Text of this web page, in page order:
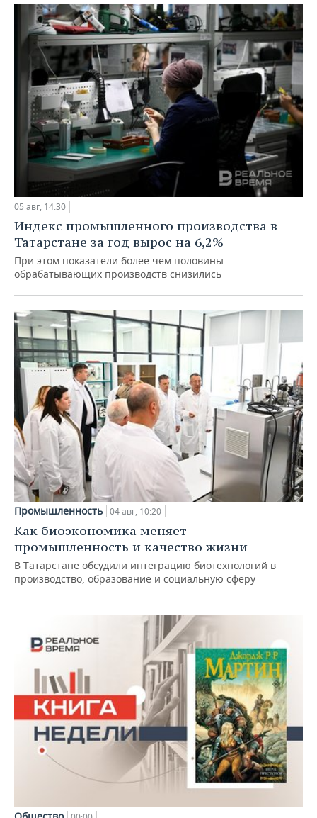
05 авг, 14:30
Индекс промышленного производства в
Татарстане за год вырос на 6,2%
При этом показатели более чем половины
обрабатывающих производств снизились
Промышленность 04 авг, 10:20
Как биоэкономика меняет
промышленность и качество жизни
В Татарстане обсудили интеграцию биотехнологий в
производство, образование и социальную сферу